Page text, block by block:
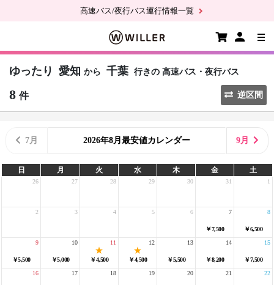
高速バス/夜行バス運行情報一覧
ゆったり 愛知 から 千葉 行きの 高速バス・夜行バス
8 件 逆区間
7月 2026年8月最安値カレンダー 9月
日 月 火 水 木 金 土
26 27 28 29 30 31 1
2 3 4 5 6
￥7,500
7
￥6,500
8
￥5,500
9
￥5,000
10
￥4,500
11
￥4,500
12
￥5,500
13
￥8,200
14
￥7,500
15
16 17 18 19 20 21 22